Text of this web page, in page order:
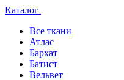
Каталог
Все ткани
Атлас
Бархат
Батист
Вельвет